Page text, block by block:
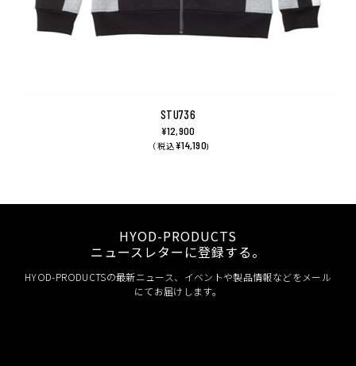
STU736
¥12,900
（ 税込¥14,190)
HYOD-PRODUCTS
ニュースレターに登録する。
HYOD-PRODUCTSの最新ニュース、イベントや製品情報などをメール
にてお届けします。